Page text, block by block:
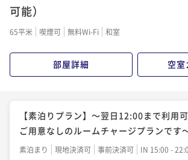
可能）
65平米 喫煙可 無料Wi-Fi 和室
部屋詳細 空室
【素泊りプラン】～翌日12:00まで利用
ご用意なしのルームチャージプランです
素泊まり 現地決済可 事前決済可
IN 15:00 -